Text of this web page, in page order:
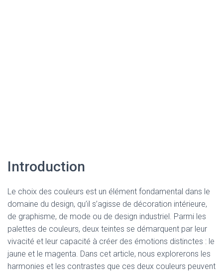
Introduction
Le choix des couleurs est un élément fondamental dans le
domaine du design, qu’il s’agisse de décoration intérieure,
de graphisme, de mode ou de design industriel. Parmi les
palettes de couleurs, deux teintes se démarquent par leur
vivacité et leur capacité à créer des émotions distinctes : le
jaune et le magenta. Dans cet article, nous explorerons les
harmonies et les contrastes que ces deux couleurs peuvent